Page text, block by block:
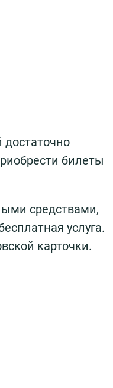
билеты
средствами,
услуга.
карточки.